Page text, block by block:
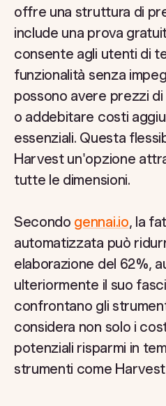
offre una struttura di
include una prova
consente agli utenti di
funzionalità senza
possono avere prezzi
o addebitare costi
essenziali. Questa
Harvest un'opzione
tutte le dimensioni.
Secondo gennai.io, la
automatizzata può
elaborazione del 62%,
ulteriormente il suo
confrontano gli
considera non solo i
potenziali risparmi in
strumenti come